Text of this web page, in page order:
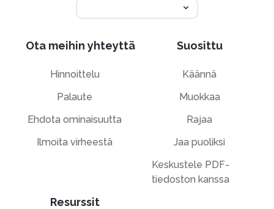
Ota meihin yhteyttä
Hinnoittelu
Palaute
Ehdota ominaisuutta
Ilmoita virheestä
Resurssit
Suosittu
Käännä
Muokkaa
Rajaa
Jaa puoliksi
Keskustele PDF-
tiedoston kanssa